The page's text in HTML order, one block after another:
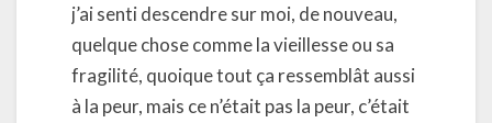
j’ai senti descendre sur moi, de nouveau,
quelque chose comme la vieillesse ou sa
fragilité, quoique tout ça ressemblât aussi
à la peur, mais ce n’était pas la peur, c’était